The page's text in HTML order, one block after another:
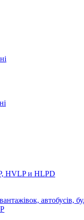
HVLP и HLPD
автобусів,